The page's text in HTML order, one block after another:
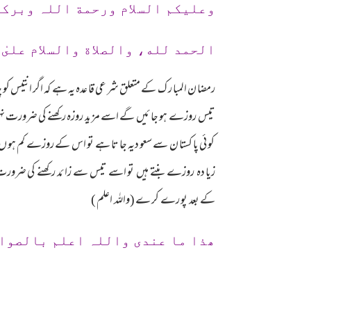
وعلیکم السلام ورحمة اللہ
الحمد لله، والصلاة والسلام
رمضا ن المبا ر ک کے متعلق شر عی قا عدہ یہ ہے کہ اگر
تیس روزے ہو جا ئیں گے اسے مز ید روزہ رکھنے کی ضرورت
کو ئی پا کستا ن سے سعو دیہ جا تا ہے تو اس کے روزے کم
زیا دہ روزے بنتے ہیں تو اسے تیس سے زا ئد رکھنے کی ضرورت
کے بعد پو رے کر ے (واللہ اعلم )
ھذا ما عندی واللہ اعلم